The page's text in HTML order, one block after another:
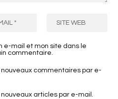
e-mail et mon site dans le
commentaire.
commentaires par e-
articles par e-mail.